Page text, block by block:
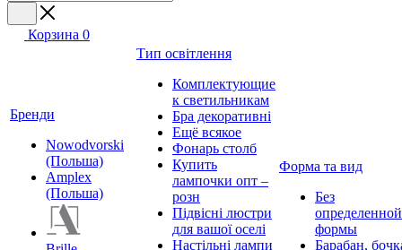
Корзина 0
Бренди
Nowodvorski
(Польша)
Amplex
(Польша)
Тип освітлення
Комплектующие
к светильникам
Бра декоративні
Ещё всякое
Фонарь столб
Купить
лампочки опт –
розн
Підвісні люстри
для вашої оселі
Настільні лампи
Форма та вид
Без
определенной
формы
Барабан,